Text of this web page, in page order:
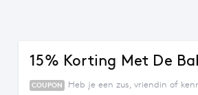
15% Korting Met De
COUPON
Heb je een zus, vriendin of